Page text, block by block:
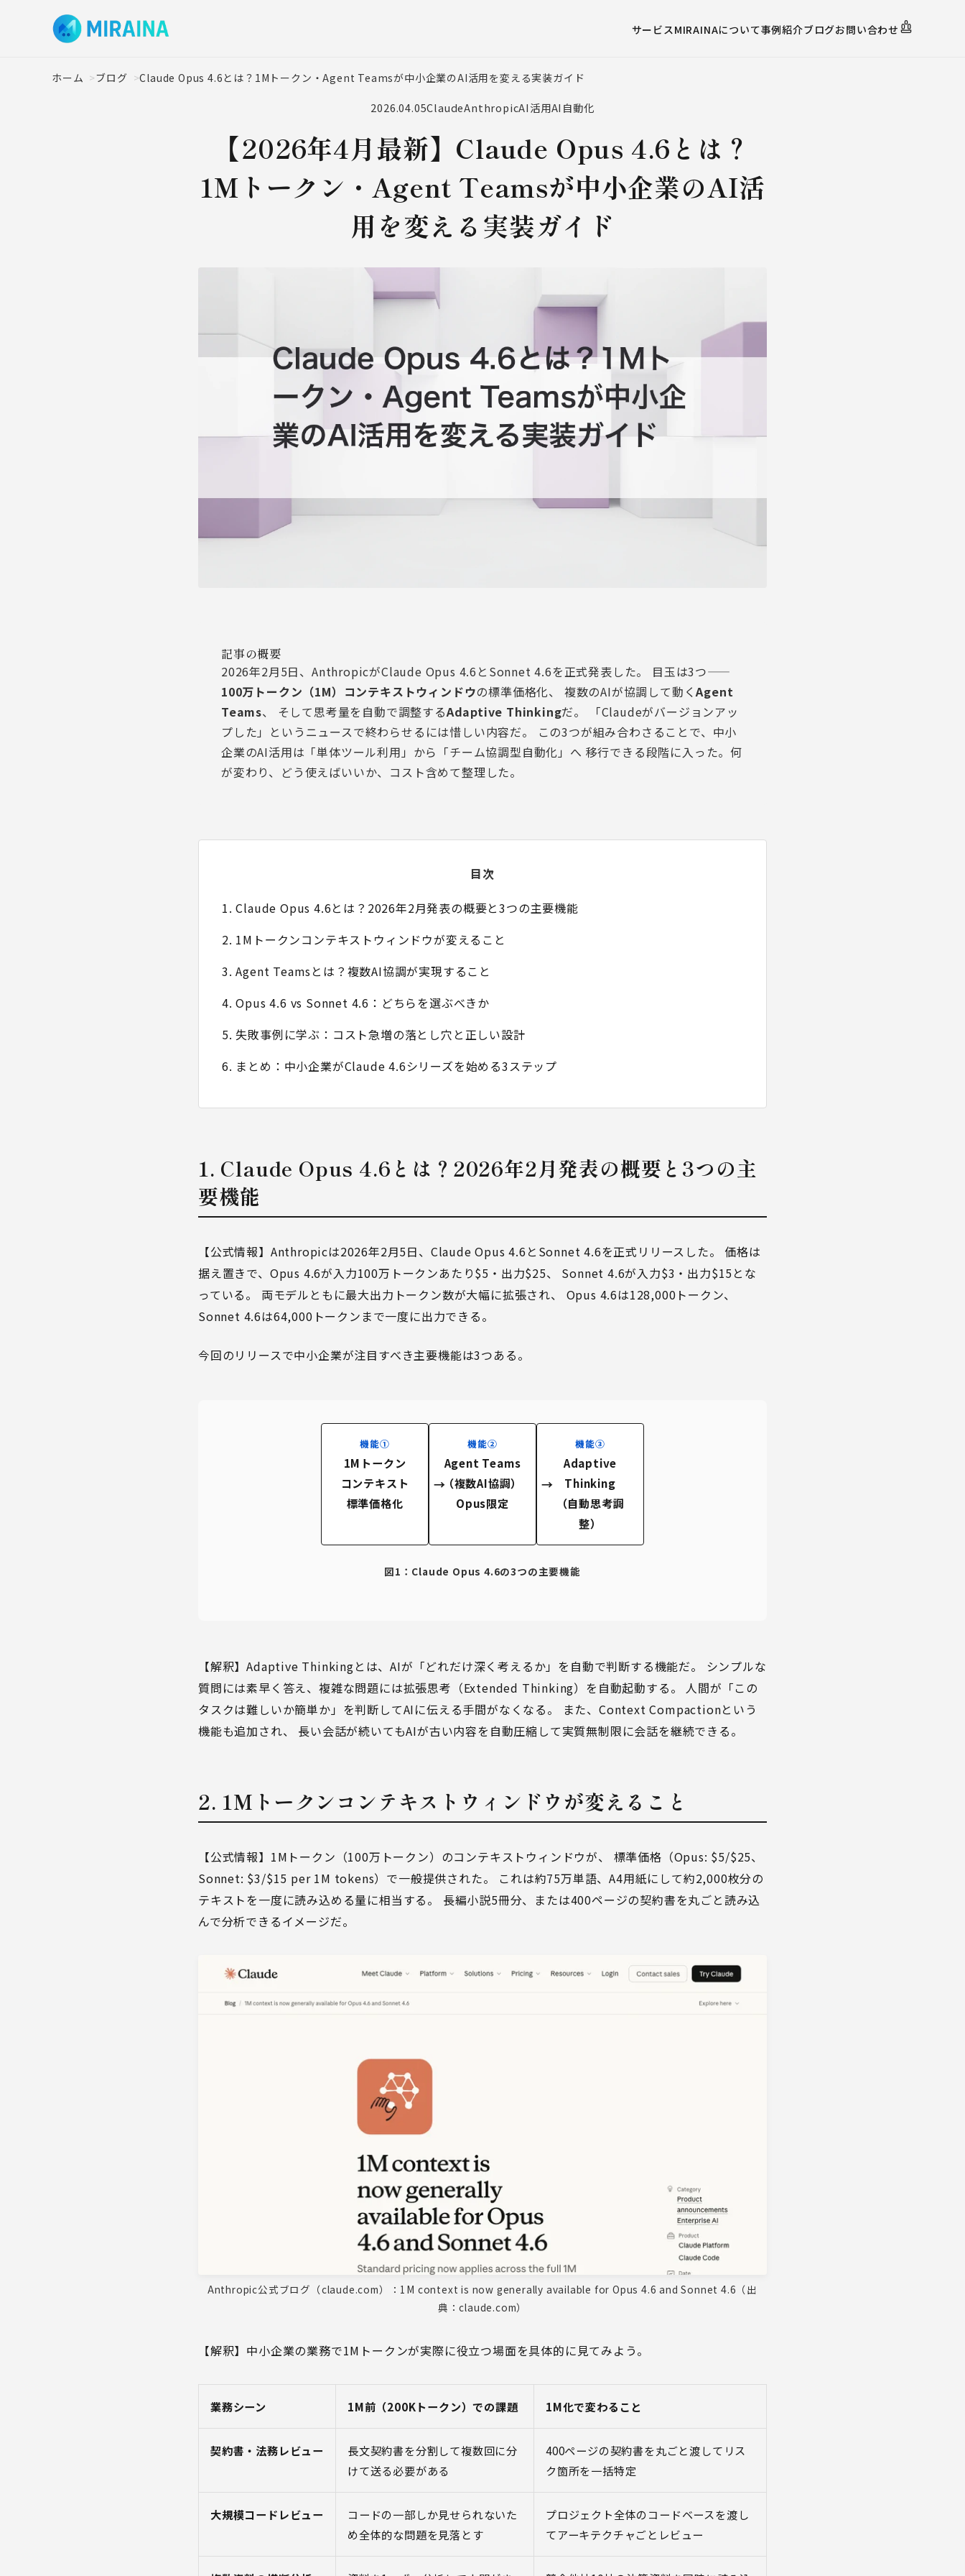
サービス MIRAINAについて事例紹介ブログお問い合わせ
ホーム ブログ Claude Opus 4.6とは？1Mトークン・Agent Teamsが中小企業のAI活用を変える実装ガイド
2026.04.05ClaudeAnthropicAI活用AI自動化
【2026年4月最新】Claude Opus 4.6とは？
1Mトークン・Agent Teamsが中小企業のAI活
用を変える実装ガイド
記事の概要
2026年2月5日、AnthropicがClaude Opus 4.6とSonnet 4.6を正式発表した。 目玉は3つ——
100万トークン（1M）コンテキストウィンドウの標準価格化、 複数のAIが協調して動くAgent
Teams、 そして思考量を自動で調整するAdaptive Thinkingだ。 「Claudeがバージョンアッ
プした」というニュースで終わらせるには惜しい内容だ。 この3つが組み合わさることで、中小
企業のAI活用は「単体ツール利用」から「チーム協調型自動化」へ 移行できる段階に入った。何
が変わり、どう使えばいいか、コスト含めて整理した。
目次
1. Claude Opus 4.6とは？2026年2月発表の概要と3つの主要機能
2. 1Mトークンコンテキストウィンドウが変えること
3. Agent Teamsとは？複数AI協調が実現すること
4. Opus 4.6 vs Sonnet 4.6：どちらを選ぶべきか
5. 失敗事例に学ぶ：コスト急増の落とし穴と正しい設計
6. まとめ：中小企業がClaude 4.6シリーズを始める3ステップ
1. Claude Opus 4.6とは？2026年2月発表の概要と3つの主
要機能
【公式情報】Anthropicは2026年2月5日、Claude Opus 4.6とSonnet 4.6を正式リリースした。 価格は
据え置きで、Opus 4.6が入力100万トークンあたり$5・出力$25、 Sonnet 4.6が入力$3・出力$15とな
っている。 両モデルともに最大出力トークン数が大幅に拡張され、 Opus 4.6は128,000トークン、
Sonnet 4.6は64,000トークンまで一度に出力できる。
今回のリリースで中小企業が注目すべき主要機能は3つある。
機能①
1Mトークン
コンテキスト
標準価格化
機能②
Agent Teams
（複数AI協調）
Opus限定
機能③
Adaptive
Thinking
（自動思考調
整）
図1：Claude Opus 4.6の3つの主要機能
【解釈】Adaptive Thinkingとは、AIが「どれだけ深く考えるか」を自動で判断する機能だ。 シンプルな
質問には素早く答え、複雑な問題には拡張思考（Extended Thinking）を自動起動する。 人間が「この
タスクは難しいか簡単か」を判断してAIに伝える手間がなくなる。 また、Context Compactionという
機能も追加され、 長い会話が続いてもAIが古い内容を自動圧縮して実質無制限に会話を継続できる。
2. 1Mトークンコンテキストウィンドウが変えること
【公式情報】1Mトークン（100万トークン）のコンテキストウィンドウが、 標準価格（Opus: $5/$25、
Sonnet: $3/$15 per 1M tokens）で一般提供された。 これは約75万単語、A4用紙にして約2,000枚分の
テキストを一度に読み込める量に相当する。 長編小説5冊分、または400ページの契約書を丸ごと読み込
んで分析できるイメージだ。
Anthropic公式ブログ（claude.com）：1M context is now generally available for Opus 4.6 and Sonnet 4.6（出
典：claude.com）
【解釈】中小企業の業務で1Mトークンが実際に役立つ場面を具体的に見てみよう。
業務シーン 1M前（200Kトークン）での課題 1M化で変わること
契約書・法務レビュー
長文契約書を分割して複数回に分
けて送る必要がある
400ページの契約書を丸ごと渡してリス
ク箇所を一括特定
大規模コードレビュー
コードの一部しか見せられないた
め全体的な問題を見落とす
プロジェクト全体のコードベースを渡し
てアーキテクチャごとレビュー